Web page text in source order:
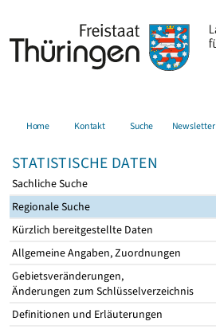
Home Kontakt Suche Newsletter
STATISTISCHE DATEN
Sachliche Suche
Regionale Suche
Kürzlich bereitgestellte Daten
Allgemeine Angaben, Zuordnungen
Gebietsveränderungen,
Änderungen zum Schlüsselverzeichnis
Definitionen und Erläuterungen